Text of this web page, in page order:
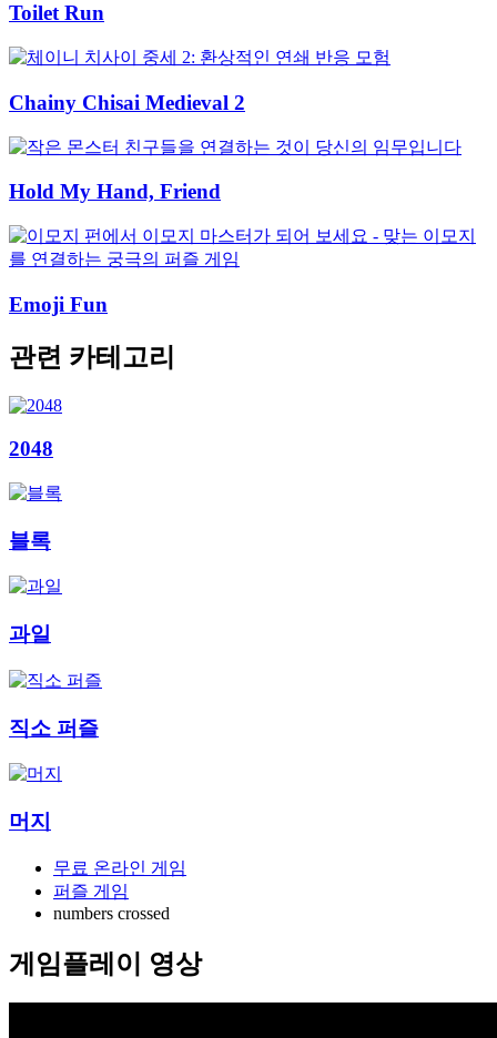
Toilet Run
Chainy Chisai Medieval 2
Hold My Hand, Friend
Emoji Fun
관련 카테고리
2048
블록
과일
직소 퍼즐
머지
무료 온라인 게임
퍼즐 게임
numbers crossed
게임플레이 영상